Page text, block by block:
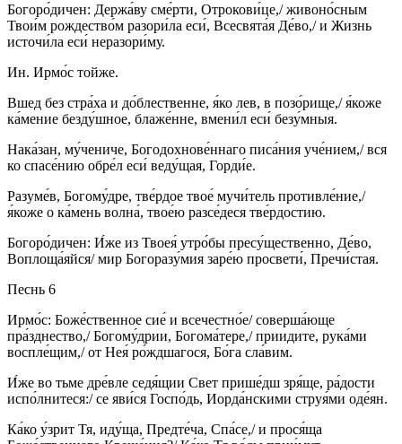
Богоро́дичен: Держа́ву сме́рти, Отрокови́це,/ живоно́сным
Твои́м рождество́м разори́ла еси́, Всесвята́я Де́во,/ и Жизнь
источи́ла еси́ неразори́му.
Ин. Ирмо́с тойже.
Вшед без стра́ха и до́блественне, я́ко лев, в позо́рище,/ я́коже
ка́мение безду́шное, блаже́нне, вмени́л еси́ безу́мныя.
Нака́зан, му́чениче, Богодохнове́ннаго писа́ния уче́нием,/ вся
ко спасе́нию обре́л еси́ веду́щая, Горди́е.
Разуме́в, Богому́дре, тве́рдое твое́ мучи́тель противле́ние,/
я́коже о ка́мень волна́, твое́ю разсе́деся тве́рдостию.
Богоро́дичен: И́же из Твоея́ утро́бы пресу́щественно, Де́во,
Воплоща́яйся/ мир Богоразу́мия заре́ю просвети́, Пречи́стая.
Песнь 6
Ирмо́с: Боже́ственное сие́ и всечестно́е/ соверша́юще
пра́зднество,/ Богому́дрии, Богома́тере,/ приидите, рука́ми
воспле́щим,/ от Нея́ ро́ждшагося, Бо́га сла́вим.
И́же во тьме дре́вле седя́щии Свет прише́дш зря́ще, ра́дости
испо́лнитеся:/ се яви́ся Госпо́дь, Иорда́нскими струя́ми оде́ян.
Ка́ко у́зрит Тя, иду́ща, Предте́ча, Спа́се,/ и прося́ща